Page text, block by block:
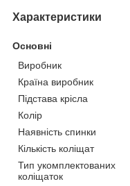
Характеристики
Основні
Виробник
Країна виробник
Підстава крісла
Колір
Наявність спинки
Кількість коліщат
Тип укомплектованих
коліщаток